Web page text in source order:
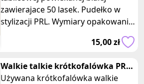
zawierajace 50 lasek. Pudełko w
stylizacji PRL. Wymiary opakowania:
15,00 zł
Walkie talkie krótkofalówka PRL
vintage morse code
Używana krótkofalówka walkie